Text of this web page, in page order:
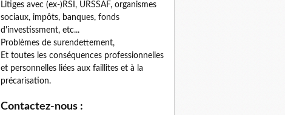
Litiges avec (ex-)RSI, URSSAF, organismes
sociaux, impôts, banques, fonds
d'investissment, etc...
Problèmes de surendettement,
Et toutes les conséquences professionnelles
et personnelles liées aux faillites et à la
précarisation.
Contactez-nous :